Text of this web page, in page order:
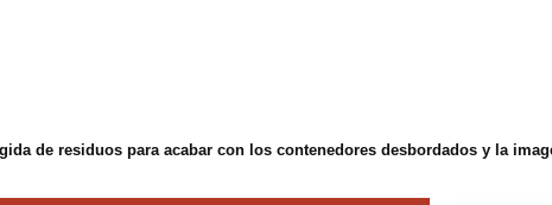
de residuos para acabar con los contenedores desbordados y la